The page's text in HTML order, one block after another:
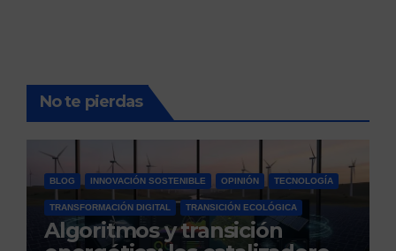
No te pierdas
BLOG INNOVACIÓN SOSTENIBLE OPINIÓN TECNOLOGÍA
TRANSFORMACIÓN DIGITAL TRANSICIÓN ECOLÓGICA
Algoritmos y transición